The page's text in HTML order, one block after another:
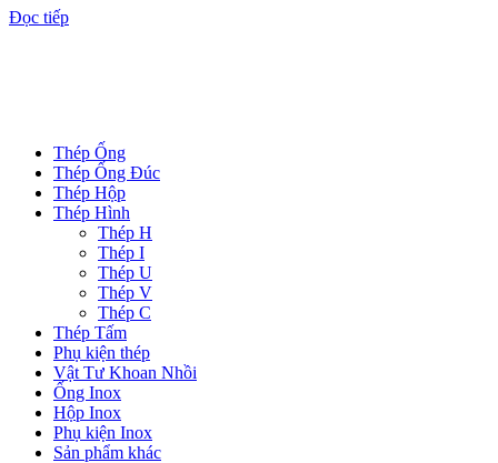
Đọc tiếp
Thép Ống
Thép Ống Đúc
Thép Hộp
Thép Hình
Thép H
Thép I
Thép U
Thép V
Thép C
Thép Tấm
Phụ kiện thép
Vật Tư Khoan Nhồi
Ống Inox
Hộp Inox
Phụ kiện Inox
Sản phẩm khác